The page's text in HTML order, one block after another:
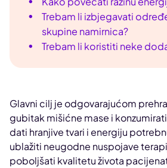
Trebam li izbjegavati
skupine namirnica?
Trebam li koristiti neke
Glavni cilj je odgovarajućom
gubitak mišićne mase i
dati hranjive tvari i energiju
ublažiti neugodne nuspojave
poboljšati kvalitetu života